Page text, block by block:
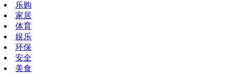
乐购
家居
体育
娱乐
环保
安全
美食